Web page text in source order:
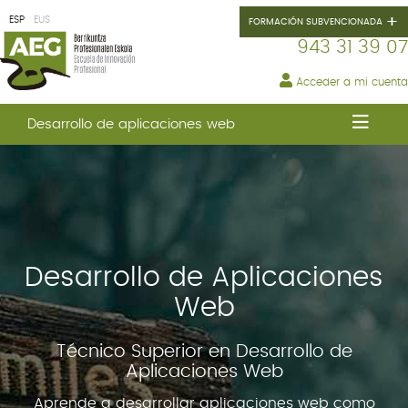
ESP EUS FORMACIÓN SUBVENCIONADA +
943 31 39 07
Acceder a mi cuenta
Desarrollo de aplicaciones web
GRADOS
GRADOS
y
Administración
de
sistemas
informáticos
en
Desarrollo de Aplicaciones
Web
Técnico Superior en Desarrollo de
Aplicaciones Web
Aprende a desarrollar aplicaciones web como